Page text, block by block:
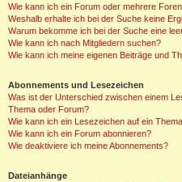
Wie kann ich ein Forum oder mehrere
Weshalb erhalte ich bei der Suche keine
Warum bekomme ich bei der Suche eine
Wie kann ich nach Mitgliedern suchen?
Wie kann ich meine eigenen Beiträge und
Abonnements und Lesezeichen
Was ist der Unterschied zwischen einem
Thema oder Forum?
Wie kann ich ein Lesezeichen auf ein
Wie kann ich ein Forum abonnieren?
Wie deaktiviere ich meine Abonnements?
Dateianhänge